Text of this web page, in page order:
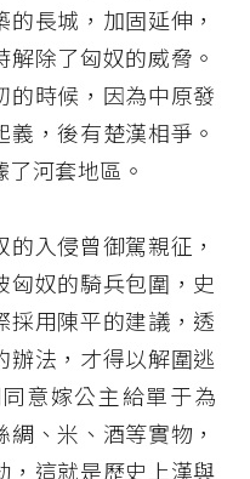
長城，加固延伸，
除了匈奴的威脅。
的時候，因為中原發
，後有楚漢相爭。
河套地區。
入侵曾御駕親征，
奴的騎兵包圍，史
採用陳平的建議，透
辦法，才得以解圍逃
意嫁公主給單于為
、米、酒等實物，
，這就是歷史上漢與